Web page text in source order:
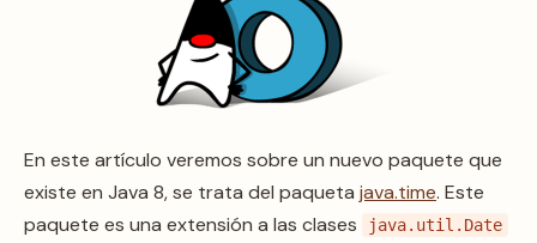
En este artículo veremos sobre un nuevo paquete que
existe en Java 8, se trata del paqueta java.time. Este
paquete es una extensión a las clases
java.util.Date